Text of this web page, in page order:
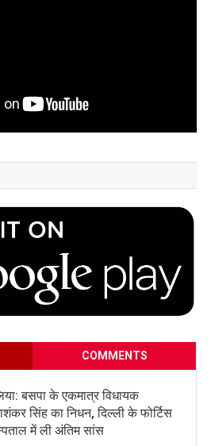
COMMENTS
बसपा के एकमात्र विधायक
सिंह का निधन, दिल्ली के फोर्टिस
में ली अंतिम सांस